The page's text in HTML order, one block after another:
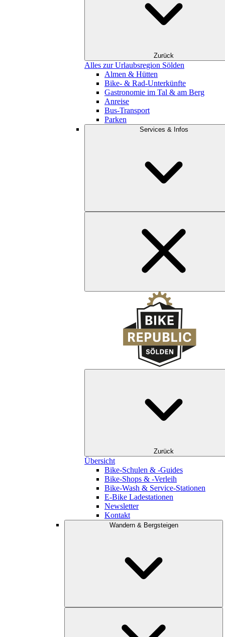
Zurück
Alles zur Urlaubsregion Sölden
Almen & Hütten
Bike- & Rad-Unterkünfte
Gastronomie im Tal & am Berg
Anreise
Bus-Transport
Parken
Services & Infos
Zurück
Übersicht
Bike-Schulen & -Guides
Bike-Shops & -Verleih
Bike-Wash & Service-Stationen
E-Bike Ladestationen
Newsletter
Kontakt
Wandern & Bergsteigen